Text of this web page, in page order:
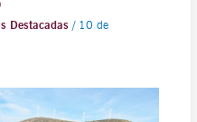
Destacadas/ 10 de